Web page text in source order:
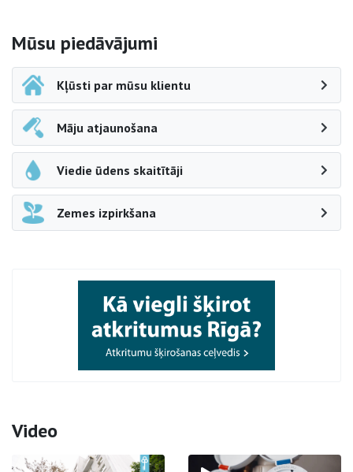
Sāna navigācija
Mūsu piedāvājumi
Kļūsti par mūsu klientu
Māju atjaunošana
Viedie ūdens skaitītāji
Zemes izpirkšana
Video